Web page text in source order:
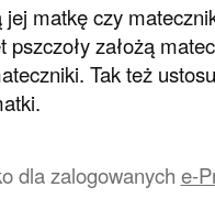
matkę czy
założą
Tak też
dla zalogowanych e-